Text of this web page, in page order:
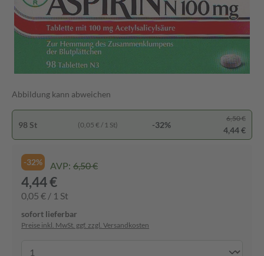
Abbildung kann abweichen
98 St (0,05 € / 1 St) -32%
6,50 €
4,44 €
-32% AVP: 6,50 €
4,44 €
0,05 € / 1 St
sofort lieferbar
Preise inkl. MwSt. ggf. zzgl. Versandkosten